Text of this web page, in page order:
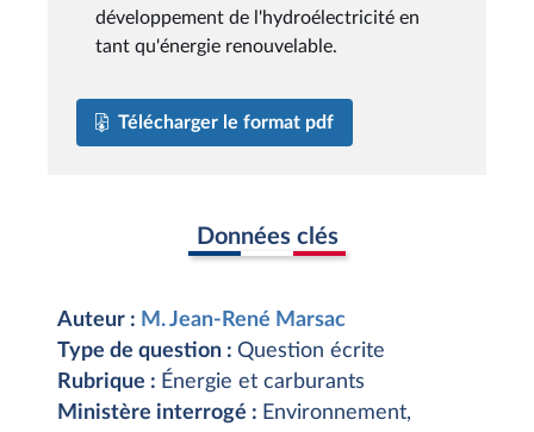
développement de l'hydroélectricité en
tant qu'énergie renouvelable.
Télécharger le format pdf
Données clés
Auteur : M. Jean-René Marsac
Type de question : Question écrite
Rubrique : Énergie et carburants
Ministère interrogé : Environnement,